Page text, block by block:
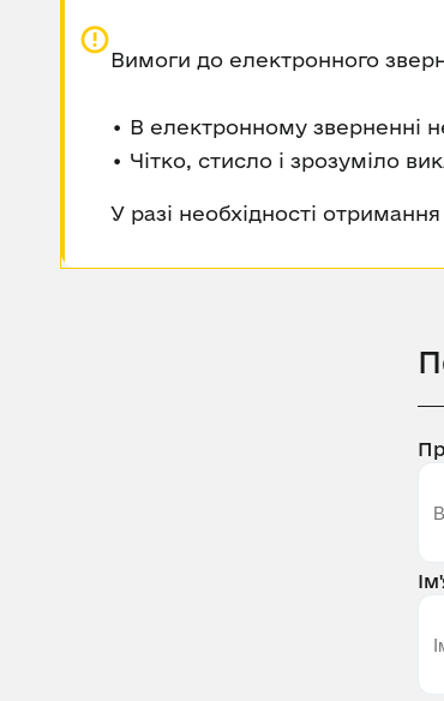
Вимоги до електронного
• В електронному зверненні
• Чітко, стисло і зрозуміло
У разі необхідності отримання